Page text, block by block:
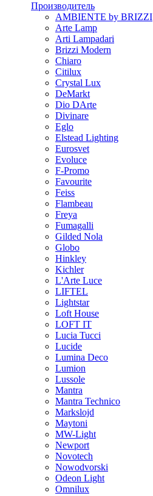
Производитель
AMBIENTE by BRIZZI
Arte Lamp
Arti Lampadari
Brizzi Modern
Chiaro
Citilux
Crystal Lux
DeMarkt
Dio DArte
Divinare
Eglo
Elstead Lighting
Eurosvet
Evoluce
F-Promo
Favourite
Feiss
Flambeau
Freya
Fumagalli
Gilded Nola
Globo
Hinkley
Kichler
L'Arte Luce
LIFTEL
Lightstar
Loft House
LOFT IT
Lucia Tucci
Lucide
Lumina Deco
Lumion
Lussole
Mantra
Mantra Technico
Markslojd
Maytoni
MW-Light
Newport
Novotech
Nowodvorski
Odeon Light
Omnilux